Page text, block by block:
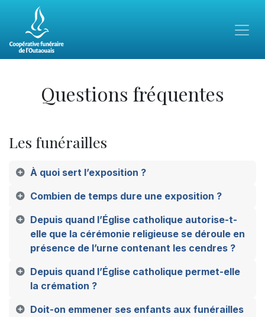
Questions fréquentes
Les funérailles
À quoi sert l’exposition ?
Combien de temps dure une exposition ?
Depuis quand l’Église catholique autorise-t-
elle que la cérémonie religieuse se déroule en
présence de l’urne contenant les cendres ?
Depuis quand l’Église catholique permet-elle
la crémation ?
Doit-on emmener ses enfants aux funérailles